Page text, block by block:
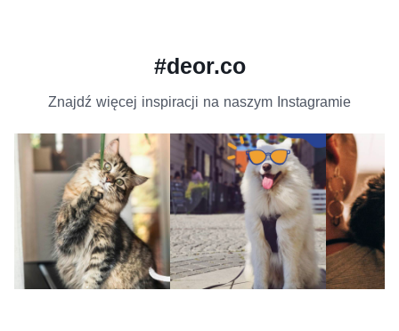
#deor.co
Znajdź więcej inspiracji na naszym Instagramie